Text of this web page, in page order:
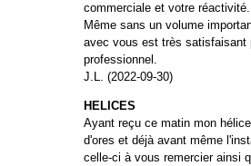
commerciale et votre réactivité.
Même sans un volume
avec vous est très satisfaisant
professionnel.
J.L. (2022-09-30)
HELICES
Ayant reçu ce matin mon
d'ores et déjà avant même
celle-ci à vous remercier ainsi